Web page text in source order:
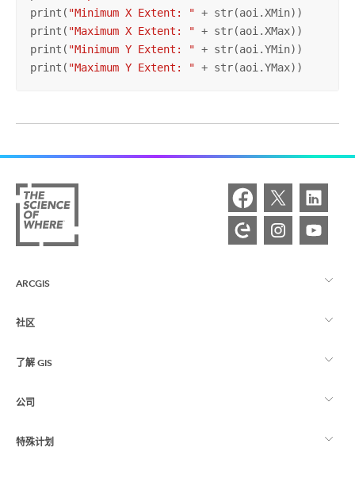
print( "Minimum X Extent: " + str(aoi.XMin))
print( "Maximum X Extent: " + str(aoi.XMax))
print( "Minimum Y Extent: " + str(aoi.YMin))
print( "Maximum Y Extent: " + str(aoi.YMax))
ARCGIS
ArcGIS 概览
制图
社区
Esri 社区
ArcGIS 博客
了解 GIS
什么是 GIS？
位置智能
公司
关于 Esri
特殊计划